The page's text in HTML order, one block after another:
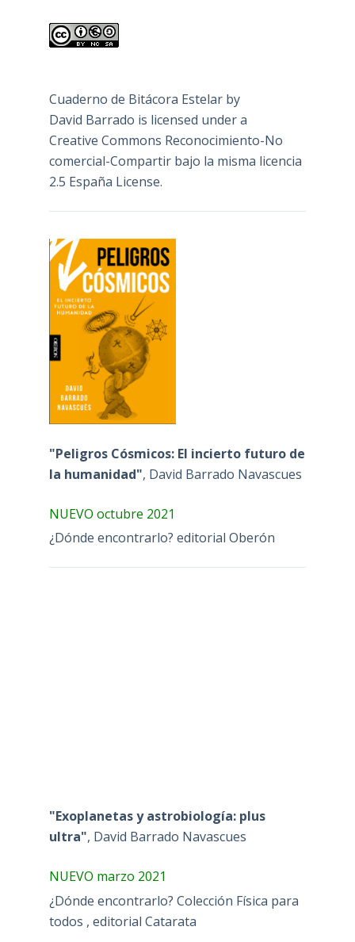
Cuaderno de Bitácora Estelarby
David Barrado is licensed under a
Creative Commons Reconocimiento-No
comercial-Compartir bajo la misma licencia
2.5 España License.
"Peligros Cósmicos: El incierto futuro de
la humanidad", David Barrado Navascues
NUEVO octubre 2021
¿Dónde encontrarlo? editorial Oberón
"Exoplanetas y astrobiología: plus
ultra", David Barrado Navascues
NUEVO marzo 2021
¿Dónde encontrarlo? Colección Física para
todos , editorial Catarata